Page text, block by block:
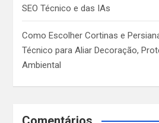
SEO Técnico e das IAs
Como Escolher Cortinas e
Técnico para Aliar Decoração,
Ambiental